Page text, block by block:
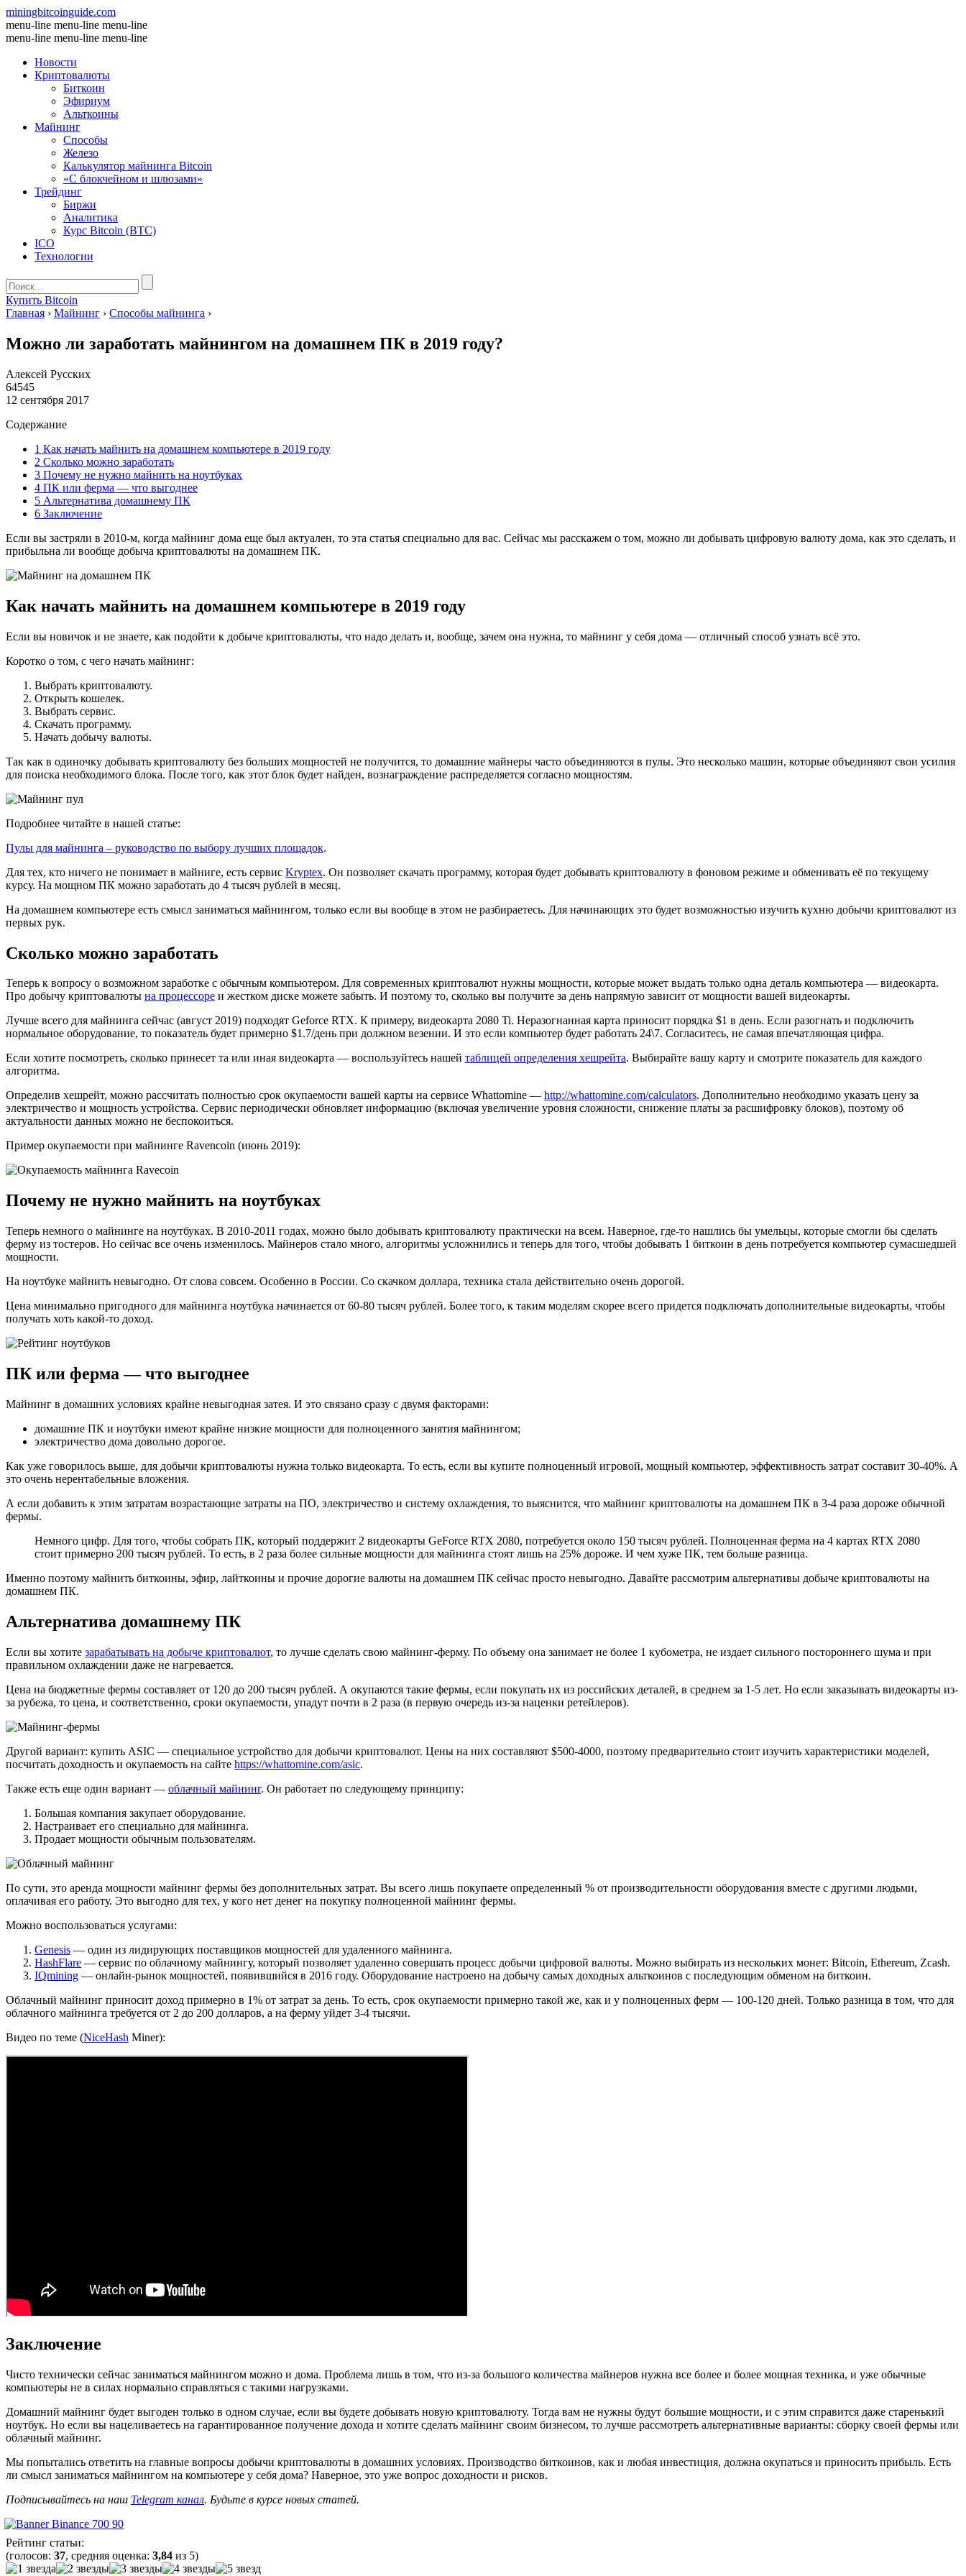
miningbitcoinguide.com
menu-line menu-line menu-line
menu-line menu-line menu-line
Новости
Криптовалюты
Биткоин
Эфириум
Альткоины
Майнинг
Способы
Железо
Калькулятор майнинга Bitcoin
«С блокчейном и шлюзами»
Трейдинг
Биржи
Аналитика
Курс Bitcoin (BTC)
ICO
Технологии
Купить Bitcoin
Главная › Майнинг › Способы майнинга ›
Можно ли заработать майнингом на домашнем ПК в 2019 году?
Алексей Русских
64545
12 сентября 2017
Содержание
1 Как начать майнить на домашнем компьютере в 2019 году
2 Сколько можно заработать
3 Почему не нужно майнить на ноутбуках
4 ПК или ферма — что выгоднее
5 Альтернатива домашнему ПК
6 Заключение
Если вы застряли в 2010-м, когда майнинг дома еще был актуален, то эта статья специально для вас. Сейчас мы расскажем о том, можно ли добывать цифровую валюту дома, как это сделать, и
прибыльна ли вообще добыча криптовалюты на домашнем ПК.
Как начать майнить на домашнем компьютере в 2019 году
Если вы новичок и не знаете, как подойти к добыче криптовалюты, что надо делать и, вообще, зачем она нужна, то майнинг у себя дома — отличный способ узнать всё это.
Коротко о том, с чего начать майнинг:
Выбрать криптовалюту.
Открыть кошелек.
Выбрать сервис.
Скачать программу.
Начать добычу валюты.
Так как в одиночку добывать криптовалюту без больших мощностей не получится, то домашние майнеры часто объединяются в пулы. Это несколько машин, которые объединяют свои усилия
для поиска необходимого блока. После того, как этот блок будет найден, вознаграждение распределяется согласно мощностям.
Подробнее читайте в нашей статье:
Пулы для майнинга – руководство по выбору лучших площадок.
Для тех, кто ничего не понимает в майниге, есть сервис Kryptex. Он позволяет скачать программу, которая будет добывать криптовалюту в фоновом режиме и обменивать её по текущему
курсу. На мощном ПК можно заработать до 4 тысяч рублей в месяц.
На домашнем компьютере есть смысл заниматься майнингом, только если вы вообще в этом не разбираетесь. Для начинающих это будет возможностью изучить кухню добычи криптовалют из
первых рук.
Сколько можно заработать
Теперь к вопросу о возможном заработке с обычным компьютером. Для современных криптовалют нужны мощности, которые может выдать только одна деталь компьютера — видеокарта.
Про добычу криптовалюты на процессоре и жестком диске можете забыть. И поэтому то, сколько вы получите за день напрямую зависит от мощности вашей видеокарты.
Лучше всего для майнинга сейчас (август 2019) подходят Geforce RTX. К примеру, видеокарта 2080 Ti. Неразогнанная карта приносит порядка $1 в день. Если разогнать и подключить
нормальное оборудование, то показатель будет примерно $1.7/день при должном везении. И это если компьютер будет работать 24\7. Согласитесь, не самая впечатляющая цифра.
Если хотите посмотреть, сколько принесет та или иная видеокарта — воспользуйтесь нашей таблицей определения хешрейта. Выбирайте вашу карту и смотрите показатель для каждого
алгоритма.
Определив хешрейт, можно рассчитать полностью срок окупаемости вашей карты на сервисе Whattomine — http://whattomine.com/calculators. Дополнительно необходимо указать цену за
электричество и мощность устройства. Сервис периодически обновляет информацию (включая увеличение уровня сложности, снижение платы за расшифровку блоков), поэтому об
актуальности данных можно не беспокоиться.
Пример окупаемости при майнинге Ravencoin (июнь 2019):
Почему не нужно майнить на ноутбуках
Теперь немного о майнинге на ноутбуках. В 2010-2011 годах, можно было добывать криптовалюту практически на всем. Наверное, где-то нашлись бы умельцы, которые смогли бы сделать
ферму из тостеров. Но сейчас все очень изменилось. Майнеров стало много, алгоритмы усложнились и теперь для того, чтобы добывать 1 биткоин в день потребуется компьютер сумасшедшей
мощности.
На ноутбуке майнить невыгодно. От слова совсем. Особенно в России. Со скачком доллара, техника стала действительно очень дорогой.
Цена минимально пригодного для майнинга ноутбука начинается от 60-80 тысяч рублей. Более того, к таким моделям скорее всего придется подключать дополнительные видеокарты, чтобы
получать хоть какой-то доход.
ПК или ферма — что выгоднее
Майнинг в домашних условиях крайне невыгодная затея. И это связано сразу с двумя факторами:
домашние ПК и ноутбуки имеют крайне низкие мощности для полноценного занятия майнингом;
электричество дома довольно дорогое.
Как уже говорилось выше, для добычи криптовалюты нужна только видеокарта. То есть, если вы купите полноценный игровой, мощный компьютер, эффективность затрат составит 30-40%. А
это очень нерентабельные вложения.
А если добавить к этим затратам возрастающие затраты на ПО, электричество и систему охлаждения, то выяснится, что майнинг криптовалюты на домашнем ПК в 3-4 раза дороже обычной
фермы.
Немного цифр. Для того, чтобы собрать ПК, который поддержит 2 видеокарты GeForce RTX 2080, потребуется около 150 тысяч рублей. Полноценная ферма на 4 картах RTX 2080
стоит примерно 200 тысяч рублей. То есть, в 2 раза более сильные мощности для майнинга стоят лишь на 25% дороже. И чем хуже ПК, тем больше разница.
Именно поэтому майнить биткоины, эфир, лайткоины и прочие дорогие валюты на домашнем ПК сейчас просто невыгодно. Давайте рассмотрим альтернативы добыче криптовалюты на
домашнем ПК.
Альтернатива домашнему ПК
Если вы хотите зарабатывать на добыче криптовалют, то лучше сделать свою майнинг-ферму. По объему она занимает не более 1 кубометра, не издает сильного постороннего шума и при
правильном охлаждении даже не нагревается.
Цена на бюджетные фермы составляет от 120 до 200 тысяч рублей. А окупаются такие фермы, если покупать их из российских деталей, в среднем за 1-5 лет. Но если заказывать видеокарты из-
за рубежа, то цена, и соответственно, сроки окупаемости, упадут почти в 2 раза (в первую очередь из-за наценки ретейлеров).
Другой вариант: купить ASIC — специальное устройство для добычи криптовалют. Цены на них составляют $500-4000, поэтому предварительно стоит изучить характеристики моделей,
посчитать доходность и окупаемость на сайте https://whattomine.com/asic.
Также есть еще один вариант — облачный майнинг. Он работает по следующему принципу:
Большая компания закупает оборудование.
Настраивает его специально для майнинга.
Продает мощности обычным пользователям.
По сути, это аренда мощности майнинг фермы без дополнительных затрат. Вы всего лишь покупаете определенный % от производительности оборудования вместе с другими людьми,
оплачивая его работу. Это выгодно для тех, у кого нет денег на покупку полноценной майнинг фермы.
Можно воспользоваться услугами:
Genesis — один из лидирующих поставщиков мощностей для удаленного майнинга.
HashFlare — сервис по облачному майнингу, который позволяет удаленно совершать процесс добычи цифровой валюты. Можно выбирать из нескольких монет: Bitcoin, Ethereum, Zcash.
IQmining — онлайн-рынок мощностей, появившийся в 2016 году. Оборудование настроено на добычу самых доходных альткоинов с последующим обменом на биткоин.
Облачный майнинг приносит доход примерно в 1% от затрат за день. То есть, срок окупаемости примерно такой же, как и у полноценных ферм — 100-120 дней. Только разница в том, что для
облачного майнинга требуется от 2 до 200 долларов, а на ферму уйдет 3-4 тысячи.
Видео по теме (NiceHash Miner):
Заключение
Чисто технически сейчас заниматься майнингом можно и дома. Проблема лишь в том, что из-за большого количества майнеров нужна все более и более мощная техника, и уже обычные
компьютеры не в силах нормально справляться с такими нагрузками.
Домашний майнинг будет выгоден только в одном случае, если вы будете добывать новую криптовалюту. Тогда вам не нужны будут большие мощности, и с этим справится даже старенький
ноутбук. Но если вы нацеливаетесь на гарантированное получение дохода и хотите сделать майнинг своим бизнесом, то лучше рассмотреть альтернативные варианты: сборку своей фермы или
облачный майнинг.
Мы попытались ответить на главные вопросы добычи криптовалюты в домашних условиях. Производство биткоинов, как и любая инвестиция, должна окупаться и приносить прибыль. Есть
ли смысл заниматься майнингом на компьютере у себя дома? Наверное, это уже вопрос доходности и рисков.
Подписывайтесь на наш Telegram канал. Будьте в курсе новых статей.
Рейтинг статьи:
(голосов: 37, средняя оценка: 3,84 из 5)